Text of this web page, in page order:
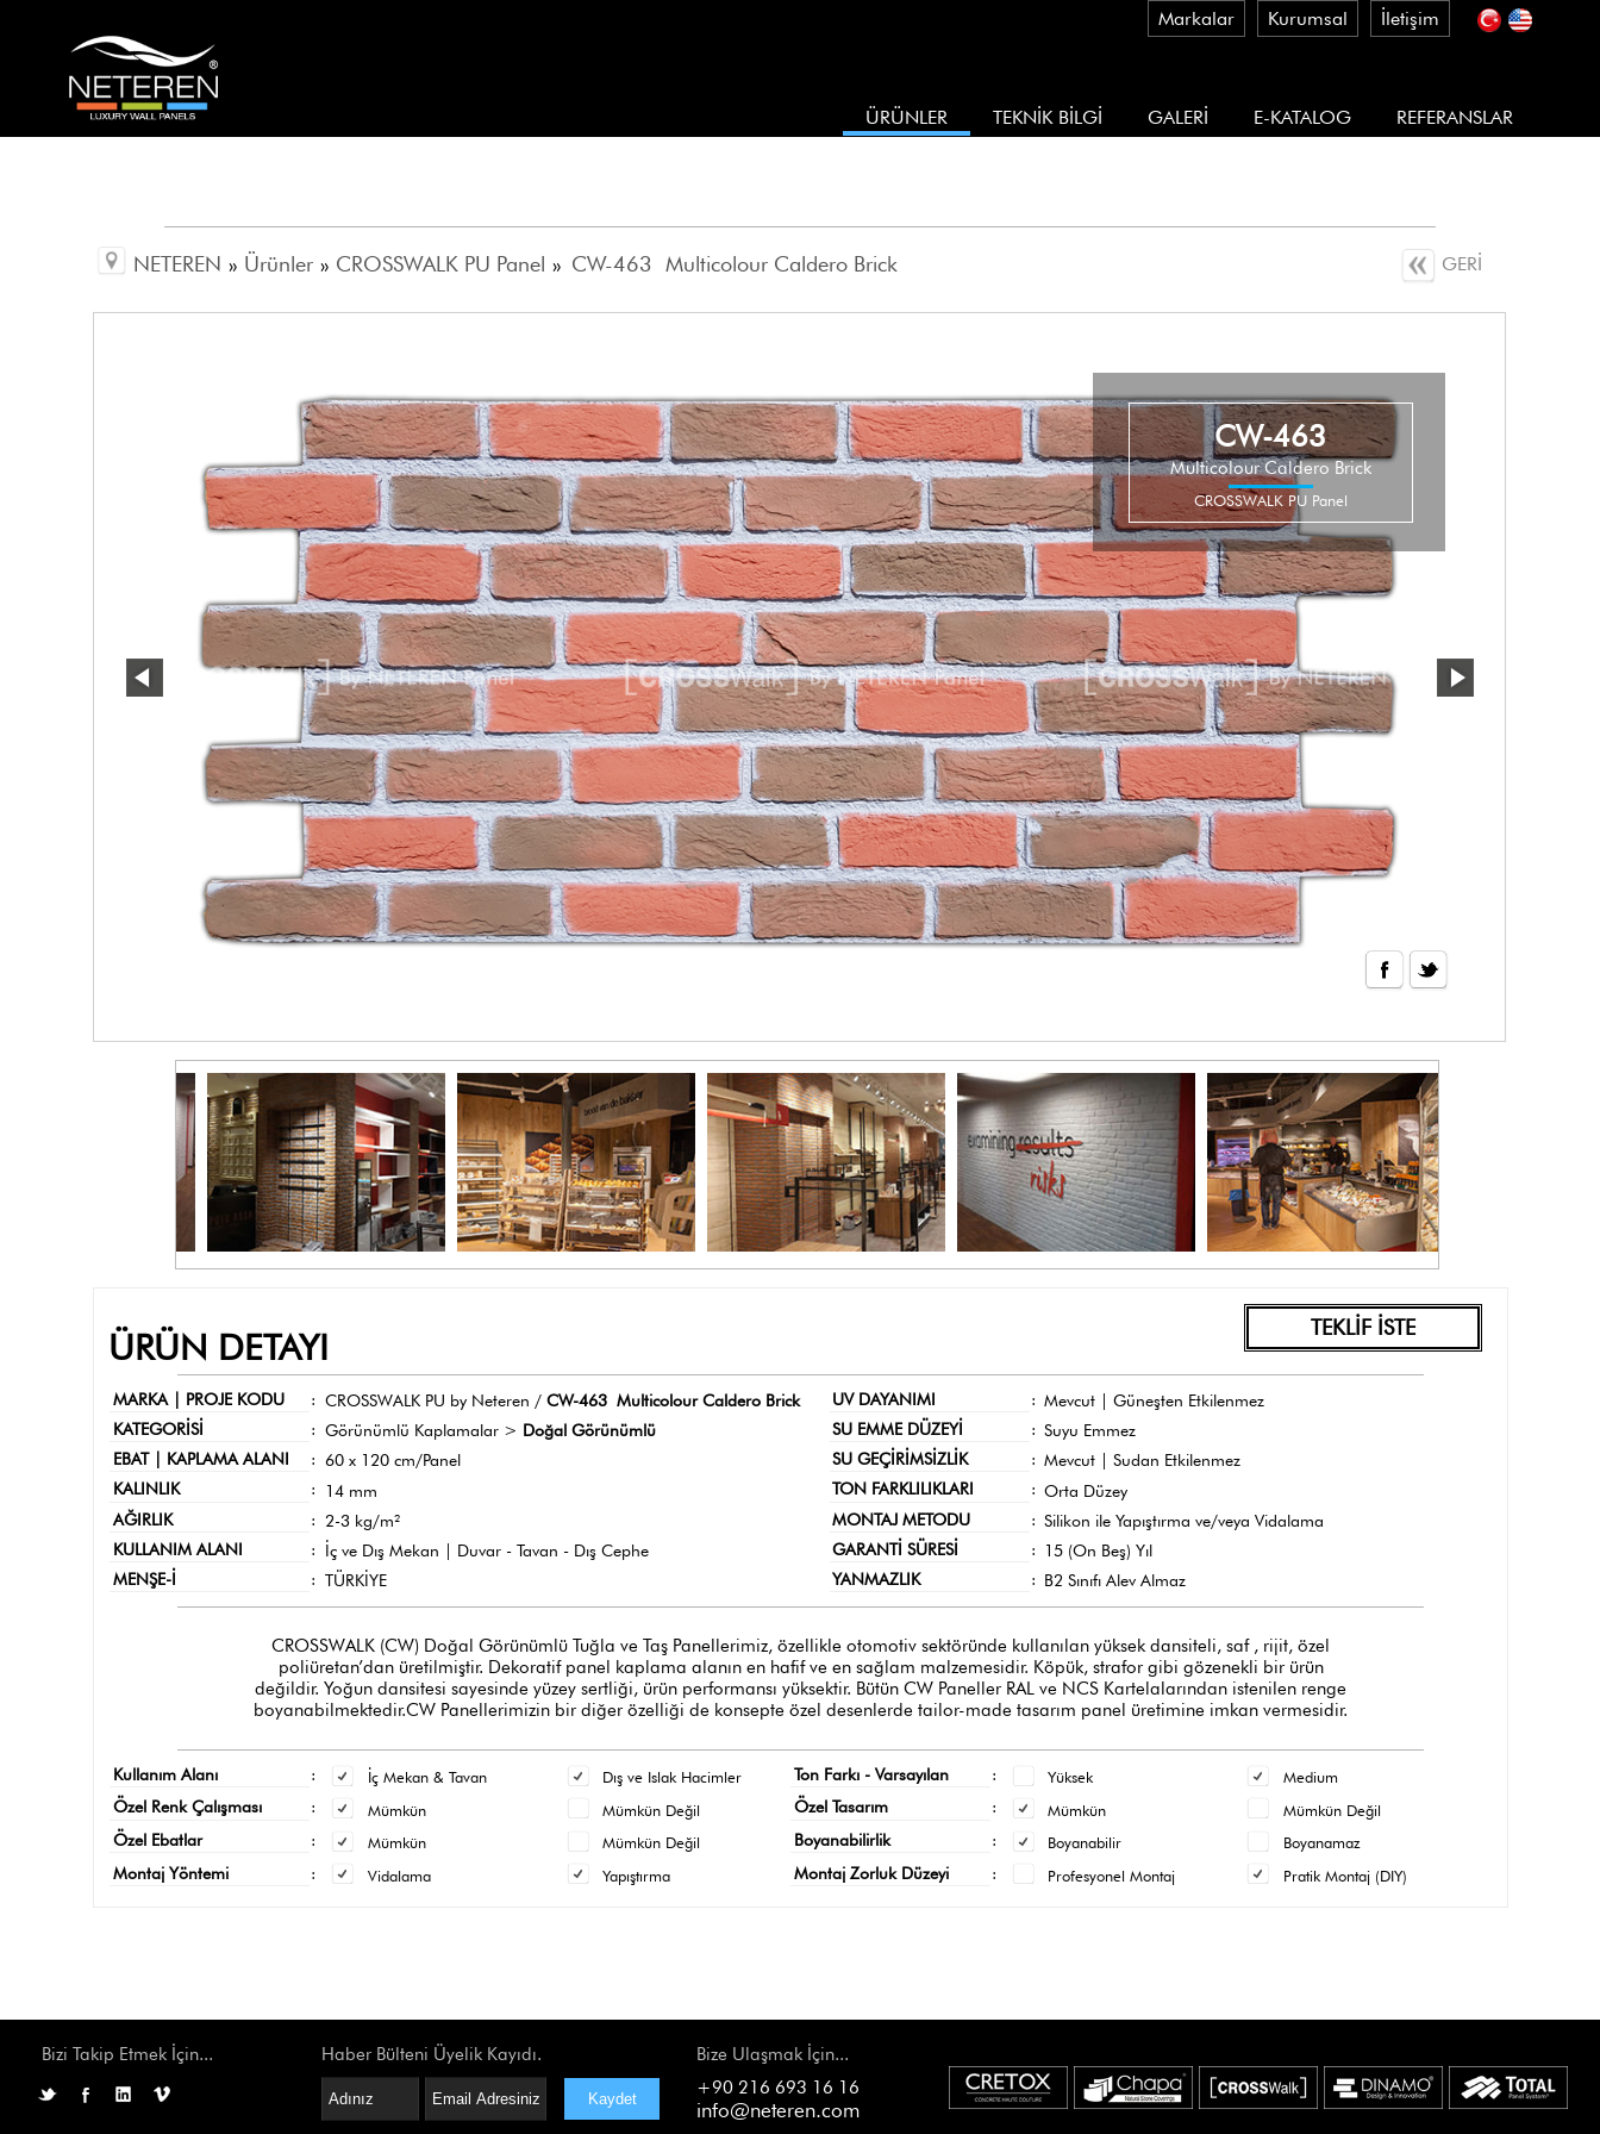
Markalar Kurumsal İletişim
ÜRÜNLER TEKNİK BİLGİ GALERİ E-KATALOG REFERANSLAR
NETEREN » Ürünler » CROSSWALK PU Panel » CW-463 Multicolour Caldero Brick GERİ
CW-463
Multicolour Caldero Brick
CROSSWALK PU Panel
ÜRÜN DETAYI TEKLİF İSTE
MARKA | PROJE KODU : CROSSWALK PU by Neteren / CW-463 Multicolour Caldero Brick UV DAYANIMI : Mevcut | Güneşten Etkilenmez
KATEGORİSİ
: Görünümlü Kaplamalar > Doğal Görünümlü SU EMME DÜZEYİ : Suyu Emmez
EBAT | KAPLAMA ALANI
: 60 x 120 cm/Panel SU GEÇİRİMSİZLİK : Mevcut | Sudan Etkilenmez
KALINLIK
: 14 mm TON FARKLILIKLARI : Orta Düzey
AĞIRLIK
: 2-3 kg/m² MONTAJ METODU : Silikon ile Yapıştırma ve/veya Vidalama
KULLANIM ALANI
: İç ve Dış Mekan | Duvar - Tavan - Dış Cephe GARANTİ SÜRESİ :
15 (On Beş) Yıl
MENŞE-İ
: TÜRKİYE YANMAZLIK : B2 Sınıfı Alev Almaz
CROSSWALK (CW) Doğal Görünümlü Tuğla ve Taş Panellerimiz, özellikle otomotiv sektöründe kullanılan yüksek dansiteli, saf , rijit, özel
poliüretan’dan üretilmiştir. Dekoratif panel kaplama alanın en hafif ve en sağlam malzemesidir. Köpük, strafor gibi gözenekli bir ürün
değildir. Yoğun dansitesi sayesinde yüzey sertliği, ürün performansı yüksektir. Bütün CW Paneller RAL ve NCS Kartelalarından istenilen renge
boyanabilmektedir.CW Panellerimizin bir diğer özelliği de konsepte özel desenlerde tailor-made tasarım panel üretimine imkan vermesidir.
Kullanım Alanı : İç Mekan & Tavan Dış ve Islak Hacimler Ton Farkı - Varsayılan : Yüksek
Medium
Özel Renk Çalışması
: Mümkün Mümkün Değil Özel Tasarım : Mümkün
Mümkün Değil
Özel Ebatlar
: Mümkün Mümkün Değil Boyanabilirlik : Boyanabilir
Boyanamaz
Montaj Yöntemi
: Vidalama Yapıştırma Montaj Zorluk Düzeyi : Profesyonel Montaj Pratik Montaj (DIY)
Bizi Takip Etmek İçin... Haber Bülteni Üyelik Kayıdı.
Bize Ulaşmak İçin...
+90 216 693 16 16
info@neteren.com